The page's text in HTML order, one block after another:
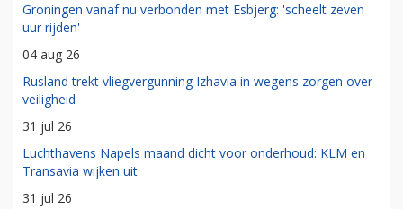
Groningen vanaf nu verbonden met Esbjerg: 'scheelt zeven
uur rijden'
04 aug 26
Rusland trekt vliegvergunning Izhavia in wegens zorgen over
veiligheid
31 jul 26
Luchthavens Napels maand dicht voor onderhoud: KLM en
Transavia wijken uit
31 jul 26